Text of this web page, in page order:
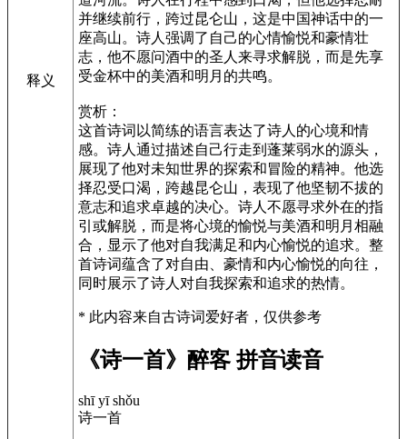
释义
并继续前行，跨过昆仑山，这是中国神话中的一
座高山。诗人强调了自己的心情愉悦和豪情壮
志，他不愿问酒中的圣人来寻求解脱，而是先享
受金杯中的美酒和明月的共鸣。
赏析：
这首诗词以简练的语言表达了诗人的心境和情
感。诗人通过描述自己行走到蓬莱弱水的源头，
展现了他对未知世界的探索和冒险的精神。他选
择忍受口渴，跨越昆仑山，表现了他坚韧不拔的
意志和追求卓越的决心。诗人不愿寻求外在的指
引或解脱，而是将心境的愉悦与美酒和明月相融
合，显示了他对自我满足和内心愉悦的追求。整
首诗词蕴含了对自由、豪情和内心愉悦的向往，
同时展示了诗人对自我探索和追求的热情。
* 此内容来自古诗词爱好者，仅供参考
《诗一首》醉客 拼音读音
shī yī shǒu
诗一首